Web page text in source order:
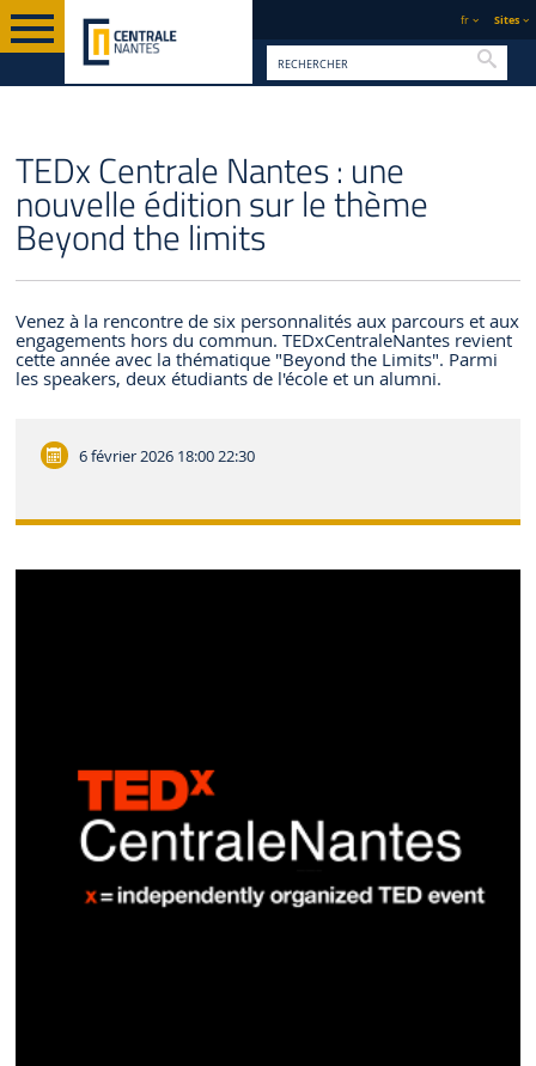
fr Sites
TEDx Centrale Nantes : une
nouvelle édition sur le thème
Beyond the limits
Venez à la rencontre de six personnalités aux parcours et aux
engagements hors du commun. TEDxCentraleNantes revient
cette année avec la thématique "Beyond the Limits". Parmi
les speakers, deux étudiants de l'école et un alumni.
6 février 2026 18:00 22:30